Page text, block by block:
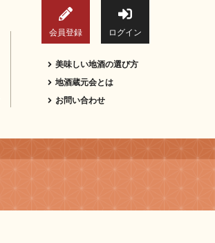
会員登録 ログイン
美味しい地酒の選び方
地酒蔵元会とは
お問い合わせ